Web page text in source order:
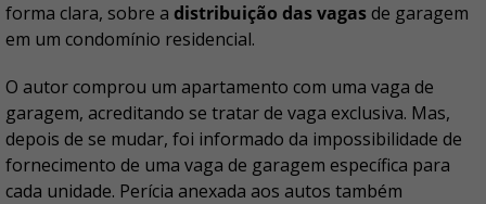
forma clara, sobre a distribuição das vagasde garagem
em um condomínio residencial.
O autor comprou um apartamento com uma vaga de
garagem, acreditando se tratar de vaga exclusiva. Mas,
depois de se mudar, foi informado da impossibilidade de
fornecimento de uma vaga de garagem específica para
cada unidade. Perícia anexada aos autos também